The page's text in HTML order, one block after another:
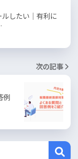
したい｜有利に
次の記事
例